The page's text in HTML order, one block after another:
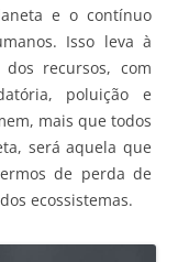
e o contínuo
Isso leva à
dos recursos, com
poluição e
mais que todos
será aquela que
de perda de
ecossistemas.